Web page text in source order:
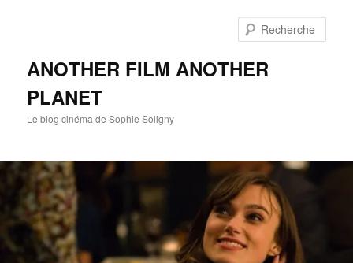
ANOTHER FILM ANOTHER
PLANET
Le blog cinéma de Sophie Soligny